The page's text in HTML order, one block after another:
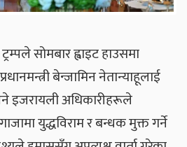
सोमबार ह्वाइट हाउसमा
बेन्जामिन नेतान्याहूलाई
इजरायली अधिकारीहरूले
युद्धविराम र बन्धक मुक्त गर्ने